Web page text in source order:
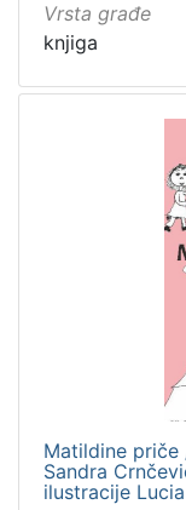
Vrsta građe
knjiga
Matildine
Sandra
ilustracije